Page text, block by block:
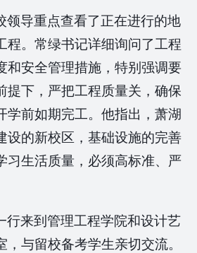
领导重点查看了正在进行的地
程。常绿书记详细询问了工程
和安全管理措施，特别强调要
提下，严把工程质量关，确保
学前如期完工。他指出，萧湖
设的新校区，基础设施的完善
习生活质量，必须高标准、严
行来到管理工程学院和设计艺
与留校备考学生亲切交流。